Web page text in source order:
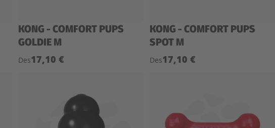
KONG - COMFORT PUPS
GOLDIE M
Des17,10 €
KONG - COMFORT PUPS
SPOT M
Des17,10 €